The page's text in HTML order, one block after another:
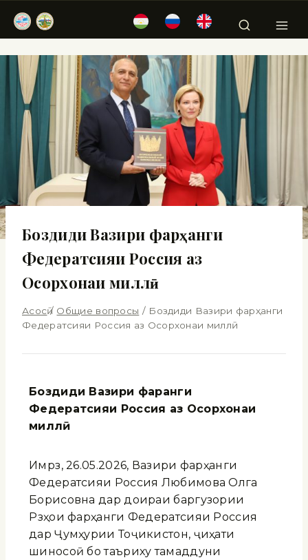
Боздиди Вазири фарҳанги
Федератсияи Россия аз
Осорхонаи миллӣ
Асосӣ / Общие вопросы / Боздиди Вазири фарҳанги
Федератсияи Россия аз Осорхонаи миллӣ
Боздиди Вазири фарҳанги
Федератсияи Россия аз Осорхонаи
миллӣ
Имрӯз, 26.05.2026, Вазири фарҳанги
Федератсияи Россия Любимова Олга
Борисовна дар доираи баргузории
Рӯзҳои фарҳанги Федератсияи Россия
дар Ҷумҳурии Тоҷикистон, ҷиҳати
шиносоӣ бо таъриху тамаддуни